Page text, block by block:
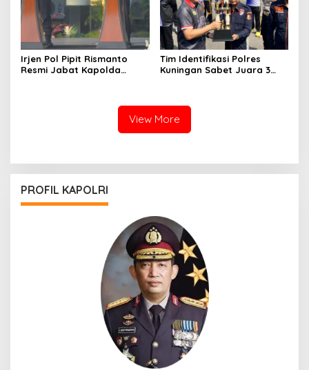
Irjen Pol Pipit Rismanto
Resmi Jabat Kapolda
Tim Identifikasi Polres
Kuningan Sabet Juara 3
View More
PROFIL KAPOLRI